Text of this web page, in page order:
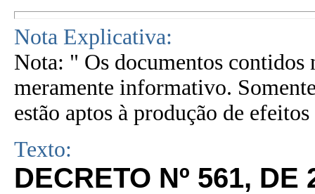
Nota Explicativa:
Nota: " Os documentos contidos
meramente informativo.
estão aptos à produção de
Texto:
DECRETO Nº 561,